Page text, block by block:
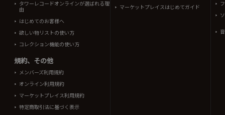
タワーレコードオンラインが選ばれる理
由
はじめてのお客様へ
欲しい物リストの使い方
コレクション機能の使い方
規約、その他
メンバーズ利用規約
オンライン利用規約
マーケットプレイス利用規約
特定商取引法に基づく表示
マーケットプレイスはじめてガイド